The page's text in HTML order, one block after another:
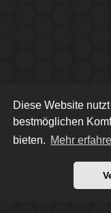
Diese Website
bestmöglichen
bieten. Mehr